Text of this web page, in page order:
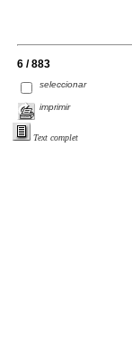
6 / 883
seleccionar
imprimir
Text complet